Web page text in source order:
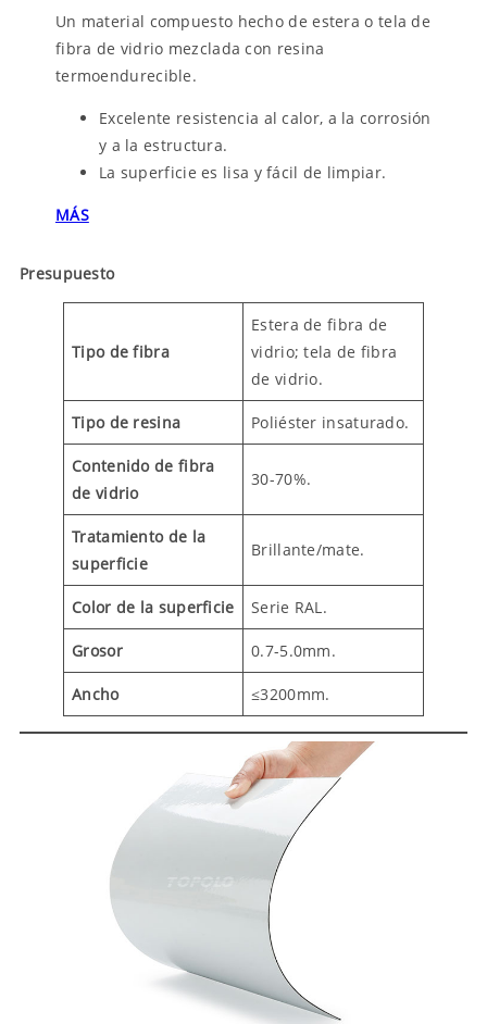
Un material compuesto hecho de estera o tela de
fibra de vidrio mezclada con resina
termoendurecible.
Excelente resistencia al calor, a la corrosión
y a la estructura.
La superficie es lisa y fácil de limpiar.
MÁS
Presupuesto
Tipo de fibra
Estera de fibra de
vidrio; tela de fibra
de vidrio.
Tipo de resina Poliéster insaturado.
Contenido de fibra
de vidrio
30-70%.
Tratamiento de la
superficie
Brillante/mate.
Color de la superficie Serie RAL.
Grosor 0.7-5.0mm.
Ancho ≤3200mm.